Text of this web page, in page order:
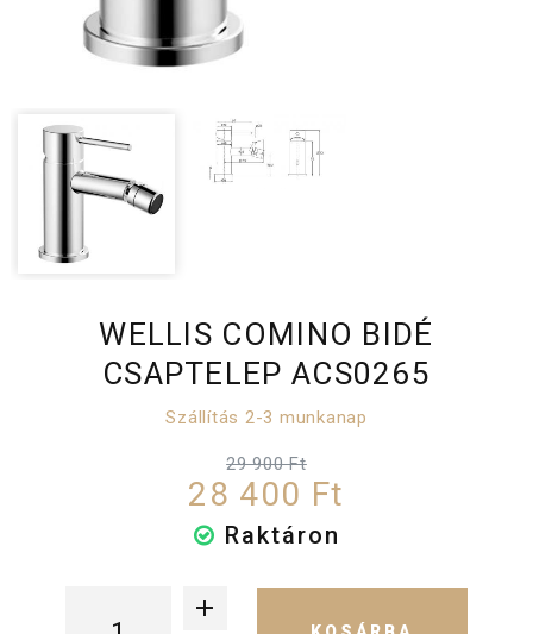
WELLIS COMINO BIDÉ
CSAPTELEP ACS0265
Szállítás 2-3 munkanap
29 900 Ft
28 400 Ft
Raktáron